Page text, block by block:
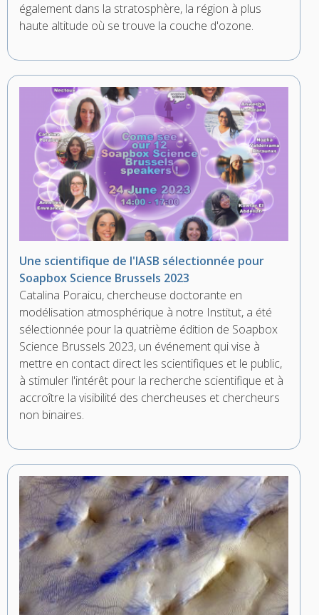
également dans la stratosphère, la région à plus
haute altitude où se trouve la couche d'ozone.
Une scientifique de l'IASB sélectionnée pour
Soapbox Science Brussels 2023
Catalina Poraicu, chercheuse doctorante en
modélisation atmosphérique à notre Institut, a été
sélectionnée pour la quatrième édition de Soapbox
Science Brussels 2023, un événement qui vise à
mettre en contact direct les scientifiques et le public,
à stimuler l'intérêt pour la recherche scientifique et à
accroître la visibilité des chercheuses et chercheurs
non binaires.